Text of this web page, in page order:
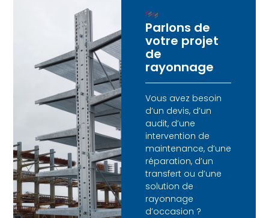
Parlons de
votre projet
de
rayonnage
Vous avez besoin
d’un devis, d’un
audit, d’une
intervention de
maintenance, d’une
réparation, d’un
transfert ou d’une
solution de
rayonnage
d’occasion ?